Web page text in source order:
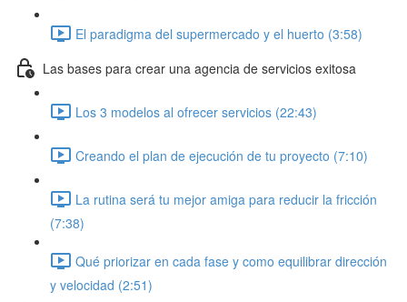
El paradigma del supermercado y el huerto (3:58)
Las bases para crear una agencia de servicios exitosa
Los 3 modelos al ofrecer servicios (22:43)
Creando el plan de ejecución de tu proyecto (7:10)
La rutina será tu mejor amiga para reducir la fricción
(7:38)
Qué priorizar en cada fase y como equilibrar dirección
y velocidad (2:51)